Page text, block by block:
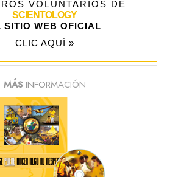
VOLUNTARIOS DE
SCIENTOLOGY
SITIO WEB OFICIAL
CLIC AQUÍ »
MÁSINFORMACIÓN